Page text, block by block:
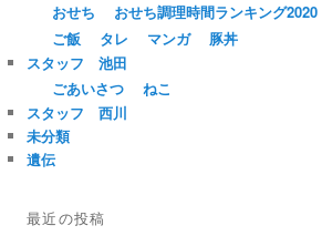
おせち
おせち調理時間ランキング2020
ご飯
タレ マンガ
豚丼
スタッフ 池田
ごあいさつ
ねこ
スタッフ 西川
未分類
遺伝
最近の投稿